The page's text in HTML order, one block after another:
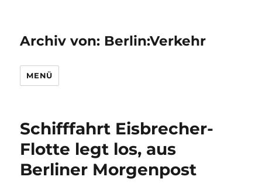
Archiv von: Berlin:Verkehr
MENÜ
Schifffahrt Eisbrecher-
Flotte legt los, aus
Berliner Morgenpost